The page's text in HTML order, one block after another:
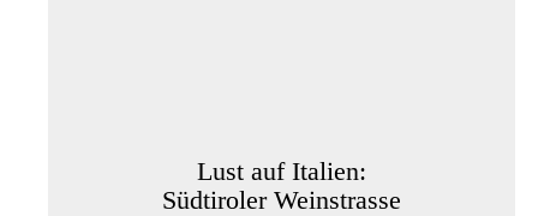
Lust auf Italien:
Südtiroler Weinstrasse